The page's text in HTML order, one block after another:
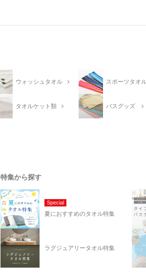
ウォッシュタオル スポーツタオ
タオルケット類 バスグッズ
特集から探す
Special
夏におすすめのタオル特集
ラグジュアリータオル特集